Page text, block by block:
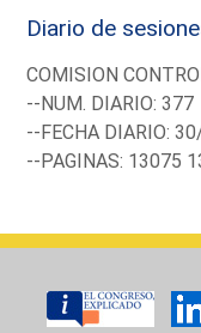
Diario de
COMISION
--NUM. DIARIO: 377
--FECHA DIARIO:
--PAGINAS: 13075